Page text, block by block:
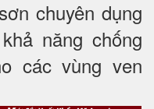
chuyên dụng
năng chống
các vùng ven